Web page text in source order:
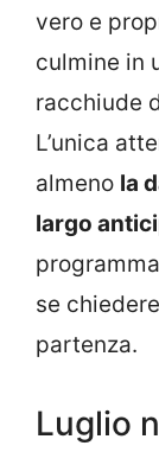
vero e
culmine in
racchiude
L’unica
almeno la
largo
se
partenza.
Luglio